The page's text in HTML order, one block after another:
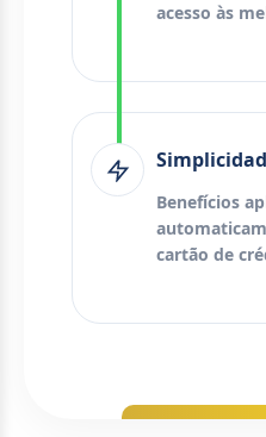
acesso às
Benefícios
cartão de